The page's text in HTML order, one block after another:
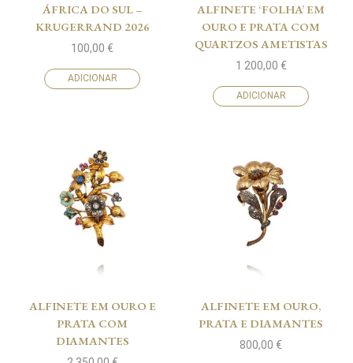
ÁFRICA DO SUL –
KRUGERRAND 2026
100,00 €
ADICIONAR
ALFINETE ‘FOLHA’ EM
OURO E PRATA COM
QUARTZOS AMETISTAS
1 200,00 €
ADICIONAR
ALFINETE EM OURO E
PRATA COM
DIAMANTES
ALFINETE EM OURO,
PRATA E DIAMANTES
800,00 €